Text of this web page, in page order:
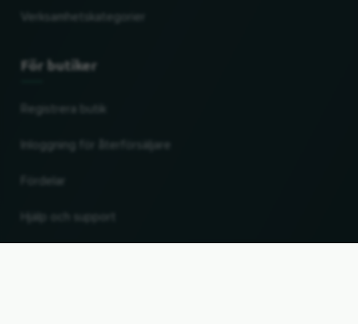
Verksamhetskategorier
För butiker
Inloggning för återförsäljare
Fördelar